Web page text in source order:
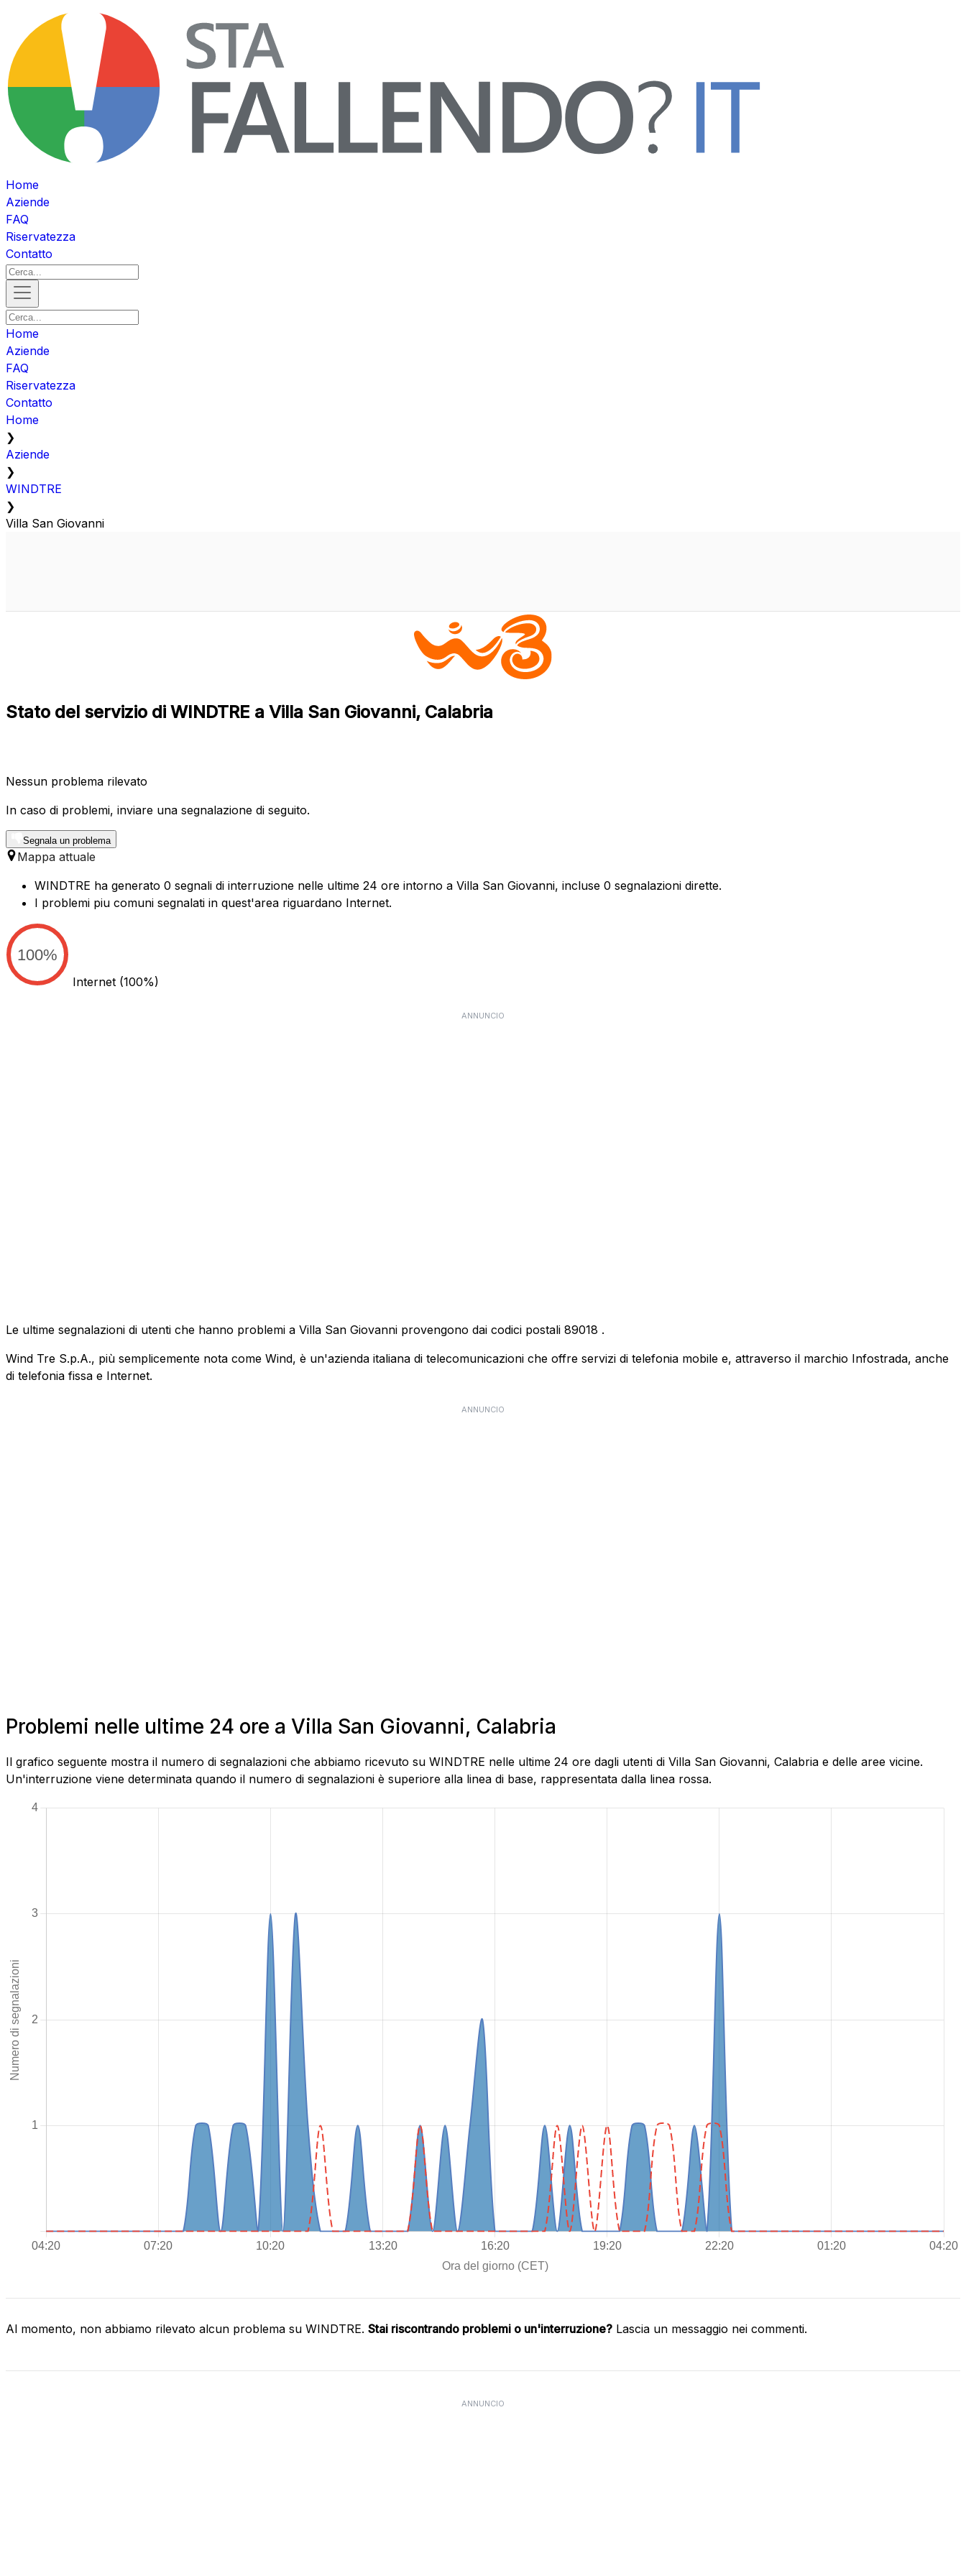
Home
Aziende
FAQ
Riservatezza
Contatto
Home
Aziende
FAQ
Riservatezza
Contatto
Home
❯
Aziende
❯
WINDTRE
❯
Villa San Giovanni
Stato del servizio di WINDTRE a Villa San Giovanni, Calabria
Nessun problema rilevato
In caso di problemi, inviare una segnalazione di seguito.
Segnala un problema
Mappa attuale
WINDTRE ha generato 0 segnali di interruzione nelle ultime 24 ore intorno a Villa San Giovanni, incluse 0 segnalazioni dirette.
I problemi piu comuni segnalati in quest'area riguardano Internet.
100%
Internet (100%)
ANNUNCIO
Le ultime segnalazioni di utenti che hanno problemi a Villa San Giovanni provengono dai codici postali 89018 .
Wind Tre S.p.A., più semplicemente nota come Wind, è un'azienda italiana di telecomunicazioni che offre servizi di telefonia mobile e, attraverso il marchio Infostrada, anche
di telefonia fissa e Internet.
ANNUNCIO
Problemi nelle ultime 24 ore a Villa San Giovanni, Calabria
Il grafico seguente mostra il numero di segnalazioni che abbiamo ricevuto su WINDTRE nelle ultime 24 ore dagli utenti di Villa San Giovanni, Calabria e delle aree vicine.
Un'interruzione viene determinata quando il numero di segnalazioni è superiore alla linea di base, rappresentata dalla linea rossa.
Al momento, non abbiamo rilevato alcun problema su WINDTRE. Stai riscontrando problemi o un'interruzione? Lascia un messaggio nei commenti.
ANNUNCIO